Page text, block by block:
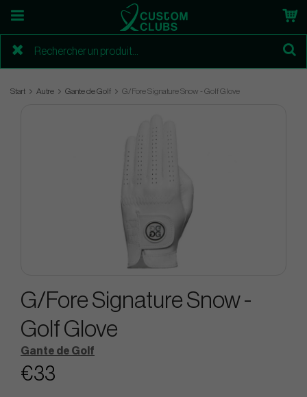
Start Autre Gante de Golf G/Fore Signature Snow - Golf Glove
G/Fore Signature Snow -
Golf Glove
Gante de Golf
€33